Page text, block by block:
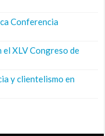
Conferencia
XLV Congreso de
y clientelismo en